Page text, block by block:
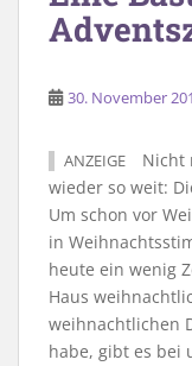
30. November
ANZEIGE
Nicht
wieder so weit:
Um schon vor
in
heute ein wenig
Haus
weihnachtlichen
habe, gibt es bei